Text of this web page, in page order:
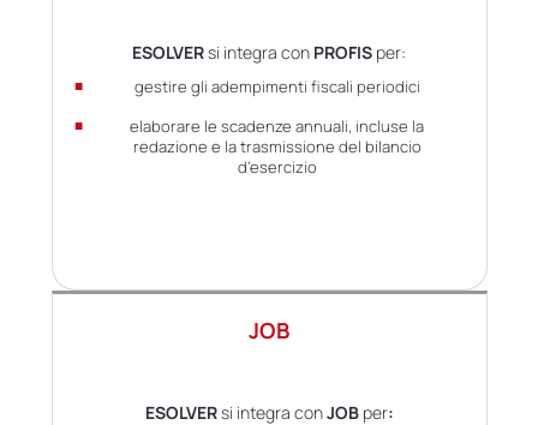
ESOLVERsi integra con PROFIS per:
gestire gli adempimenti fiscali periodici
elaborare le scadenze annuali, incluse la
redazione e la trasmissione del bilancio
d’esercizio
JOB
ESOLVERsi integra conJOBper: